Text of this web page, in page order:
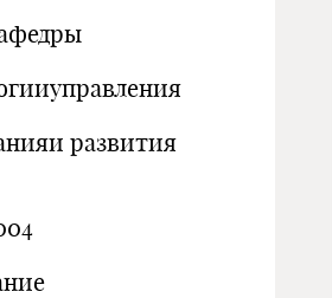
развития